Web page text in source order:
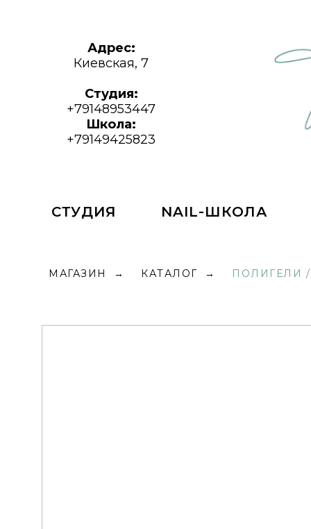
Адрес:
Киевская, 7
Студия:
+79148953447
Школа:
+79149425823
СТУДИЯ NAIL-ШКОЛА
МАГАЗИН → КАТАЛОГ → ПОЛИГЕЛИ